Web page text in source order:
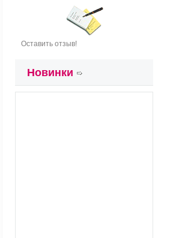
Оставить отзыв!
Новинки